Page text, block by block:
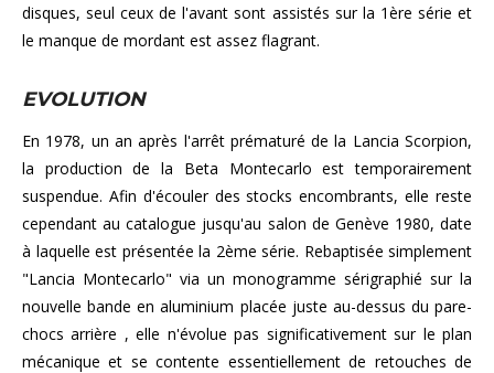
disques, seul ceux de l'avant sont assistés sur la 1ère série et
le manque de mordant est assez flagrant.
EVOLUTION
En 1978, un an après l'arrêt prématuré de la Lancia Scorpion,
la production de la Beta Montecarlo est temporairement
suspendue. Afin d'écouler des stocks encombrants, elle reste
cependant au catalogue jusqu'au salon de Genève 1980, date
à laquelle est présentée la 2ème série. Rebaptisée simplement
"Lancia Montecarlo" via un monogramme sérigraphié sur la
nouvelle bande en aluminium placée juste au-dessus du pare-
chocs arrière , elle n'évolue pas significativement sur le plan
mécanique et se contente essentiellement de retouches de